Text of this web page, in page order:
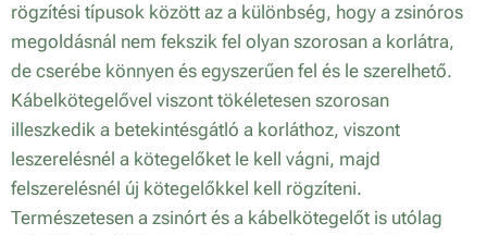
rögzítési típusok között az a különbség, hogy a zsinóros
megoldásnál nem fekszik fel olyan szorosan a korlátra,
de cserébe könnyen és egyszerűen fel és le szerelhető.
Kábelkötegelővel viszont tökéletesen szorosan
illeszkedik a betekintésgátló a korláthoz, viszont
leszerelésnél a kötegelőket le kell vágni, majd
felszerelésnél új kötegelőkkel kell rögzíteni.
Természetesen a zsinórt és a kábelkötegelőt is utólag